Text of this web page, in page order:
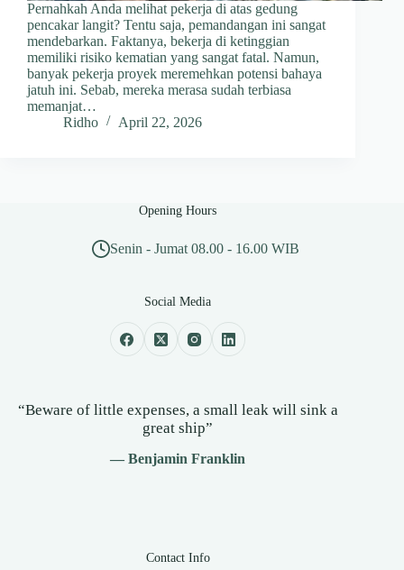
Pernahkah Anda melihat pekerja di atas gedung
pencakar langit? Tentu saja, pemandangan ini sangat
mendebarkan. Faktanya, bekerja di ketinggian
memiliki risiko kematian yang sangat fatal. Namun,
banyak pekerja proyek meremehkan potensi bahaya
jatuh ini. Sebab, mereka merasa sudah terbiasa
memanjat…
Ridho
April 22, 2026
Opening Hours
Senin - Jumat 08.00 - 16.00 WIB
Social Media
“Beware of little expenses, a small leak will sink a
great ship”
— Benjamin Franklin
Contact Info